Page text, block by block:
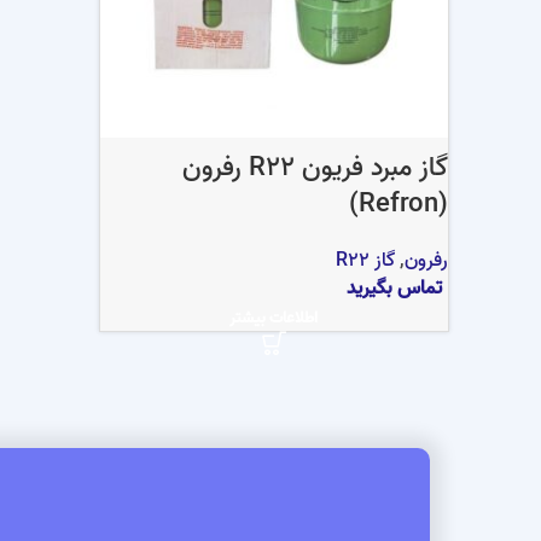
گاز مبرد فریون R22 رفرون
(Refron)
رفرون,گاز R22
تماس بگیرید